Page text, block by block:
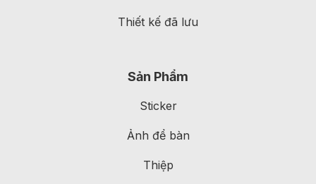
Thiết kế đã lưu
Sản Phẩm
Sticker
Ảnh để bàn
Thiệp